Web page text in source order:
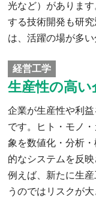
光など）がありま
する技術開発も研
は、活躍の場が多い
経営工学
生産性の高
企業が生産性や利
です。ヒト・モノ
象を数値化・分析
的なシステムを反映
例えば、新たに生
うのではリスクが